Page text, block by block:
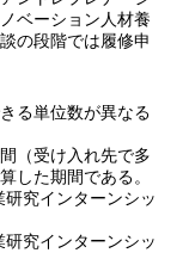
ベーション人材養
の段階では履修申
る単位数が異なる
（受け入れ先で多
した期間である。
究インターンシッ
究インターンシッ